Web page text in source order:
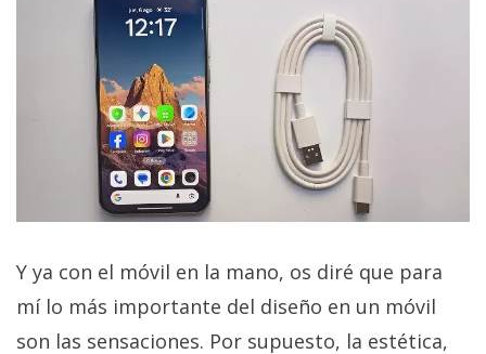
Y ya con el móvil en la mano, os diré que para
mí lo más importante del diseño en un móvil
son las sensaciones. Por supuesto, la estética,